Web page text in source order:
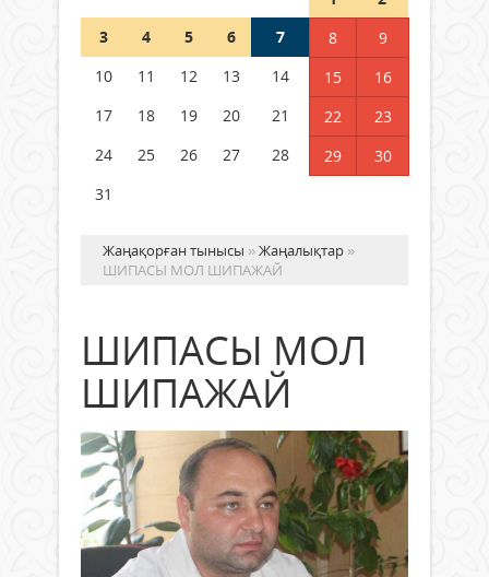
Германия аптап ыстыққа
бастады
04 тамыз 2026 ж.
3
4 5 6 7 8
9
10
11 12 13 14 15
16
17
18 19 20 21 22
23
24
25 26 27 28 29
30
31
Жаңақорған тынысы »Жаңалықтар »
ШИПАСЫ МОЛ ШИПАЖАЙ
ШИПАСЫ МОЛ
ШИПАЖАЙ